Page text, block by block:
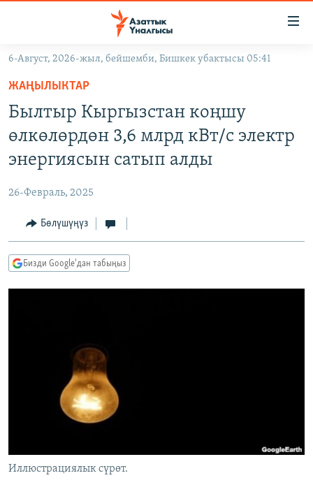
Навигацияга
өтүңүз
Издөөгө
салыңызКЫРГЫЗСТАН
МАДАНИЯТ
ТВ ПРОГРАММАЛАР
БҮГҮН АЗАТТЫКТА
ЫҢГАЙСЫЗ СУРООЛОР
ПОДКАСТ
Русский
ЭЕ/АРнун бардык сайттары
6-Август, 2026-жыл, бейшемби, Бишкек убактысы 05:41
ЖАҢЫЛЫКТАР
Былтыр Кыргызстан коңшу
өлкөлөрдөн 3,6 млрд кВт/c электр
энергиясын сатып алды
26-Февраль, 2025
Бөлүшүңүз
Бизди Google'дан табыңыз
Иллюстрациялык сүрөт.